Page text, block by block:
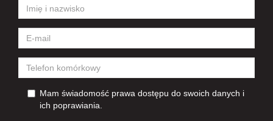
Mam świadomość prawa dostępu do swoich danych i
ich poprawiania.